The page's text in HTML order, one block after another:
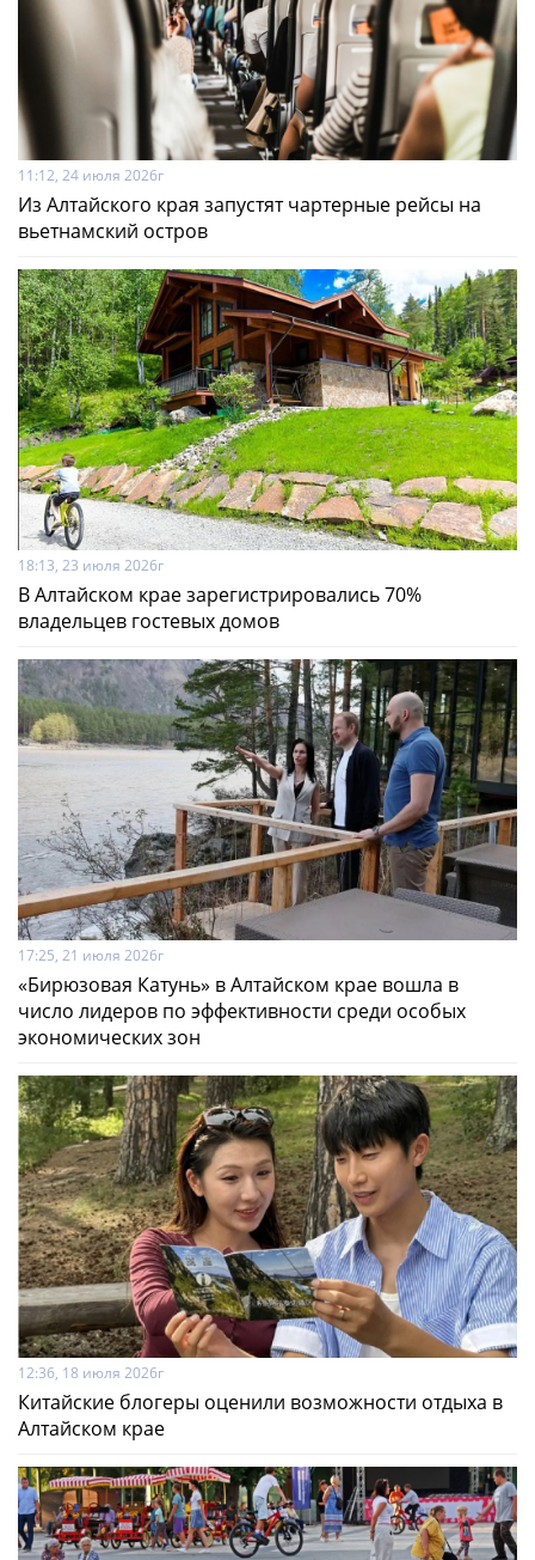
11:12, 24 июля 2026г
Из Алтайского края запустят чартерные рейсы на
вьетнамский остров
18:13, 23 июля 2026г
В Алтайском крае зарегистрировались 70%
владельцев гостевых домов
17:25, 21 июля 2026г
«Бирюзовая Катунь» в Алтайском крае вошла в
число лидеров по эффективности среди особых
экономических зон
12:36, 18 июля 2026г
Китайские блогеры оценили возможности отдыха в
Алтайском крае